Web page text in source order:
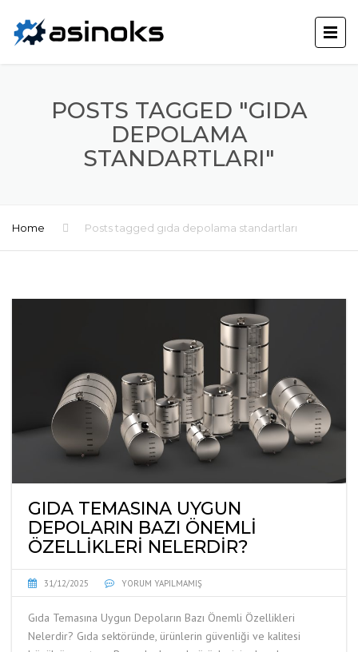
POSTS TAGGED "GIDA
DEPOLAMA
STANDARTLARI"
Home Posts tagged gıda depolama standartları
GIDA TEMASINA UYGUN
DEPOLARIN BAZI ÖNEMLI
ÖZELLIKLERI NELERDIR?
31/12/2025 YORUM YAPILMAMIŞ
Gıda Temasına Uygun Depoların Bazı Önemli Özellikleri
Nelerdir? Gıda sektöründe, ürünlerin güvenliği ve kalitesi